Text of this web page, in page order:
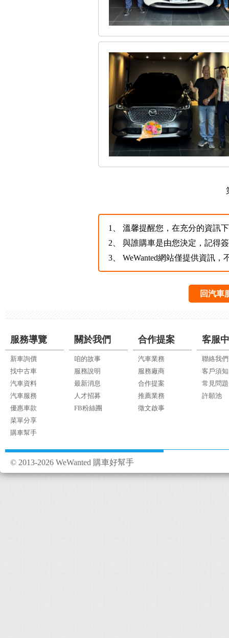
1、
溫馨提醒您，在充分的資訊
2、
與誰購車是由您決定，記得
3、
WeWanted網站僅提供資訊
回汽車
服務導覽
新車詢價
找中古車
汽車資料
汽車服務
優惠車款
菜單分享
購車幫手
關於我們
咱的故事
服務說明
最新消息
人才招募
FB粉絲團
合作提案
汽車業務
服務廠商
合作提案
推薦業務
徵文啟事
客服
聯絡我們
客戶須知
常見問題
許願池
© 2013-2026 WeWanted 購車好幫手